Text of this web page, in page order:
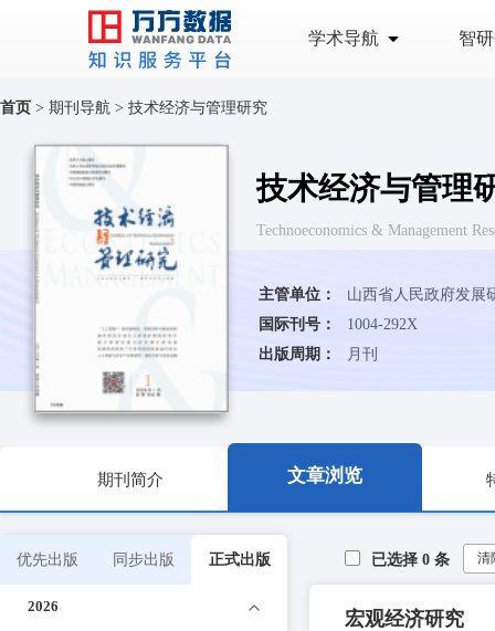
学术导航 智
首页 > 期刊导航 > 技术经济与管理研究
技术经济与管理
Technoeconomics & Management
主管单位：
山西省人民政府发展
国际刊号：
1004-292X
出版周期：
月刊
期刊简介 文章浏览
优先出版 同步出版 正式出版
2026
已选择 0 条 清
宏观经济研究